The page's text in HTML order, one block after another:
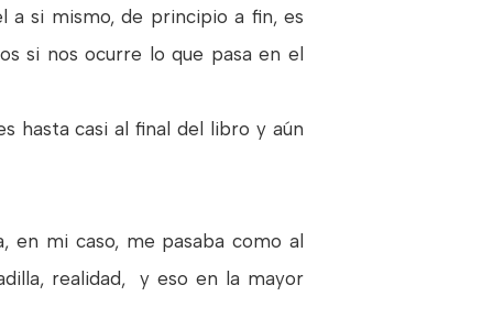
a si mismo, de principio a fin, es
si nos ocurre lo que pasa en el
hasta casi al final del libro y aún
en mi caso, me pasaba como al
realidad, y eso en la mayor